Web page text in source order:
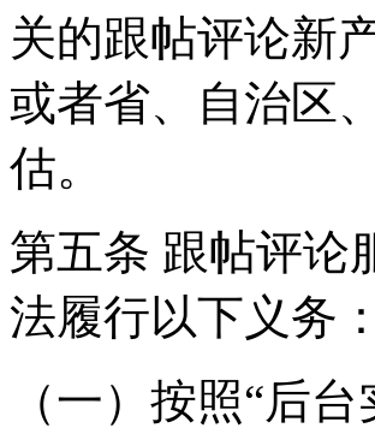
关的跟帖评论新
或者省、自治区
估。
第五条 跟帖评论
法履行以下义务：
（一）按照“后